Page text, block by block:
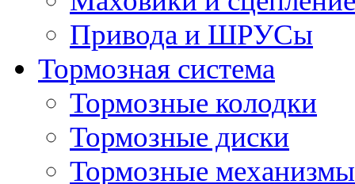
Привода и ШРУСы
Тормозная система
Тормозные колодки
Тормозные диски
Тормозные механизмы